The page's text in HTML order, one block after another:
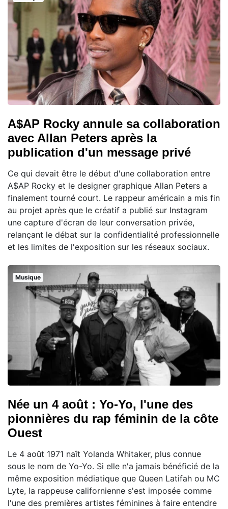
A$AP Rocky annule sa collaboration
avec Allan Peters après la
publication d'un message privé
Ce qui devait être le début d'une collaboration entre
A$AP Rocky et le designer graphique Allan Peters a
finalement tourné court. Le rappeur américain a mis fin
au projet après que le créatif a publié sur Instagram
une capture d'écran de leur conversation privée,
relançant le débat sur la confidentialité professionnelle
et les limites de l'exposition sur les réseaux sociaux.
Musique
Née un 4 août : Yo-Yo, l'une des
pionnières du rap féminin de la côte
Ouest
Le 4 août 1971 naît Yolanda Whitaker, plus connue
sous le nom de Yo-Yo. Si elle n'a jamais bénéficié de la
même exposition médiatique que Queen Latifah ou MC
Lyte, la rappeuse californienne s'est imposée comme
l'une des premières artistes féminines à faire entendre